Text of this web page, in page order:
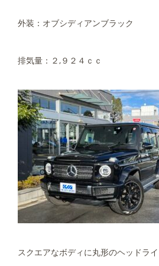
外装：オブシディアンブラック
排気量：２,９２４ｃｃ
スクエアなボディに丸形のヘッドラ